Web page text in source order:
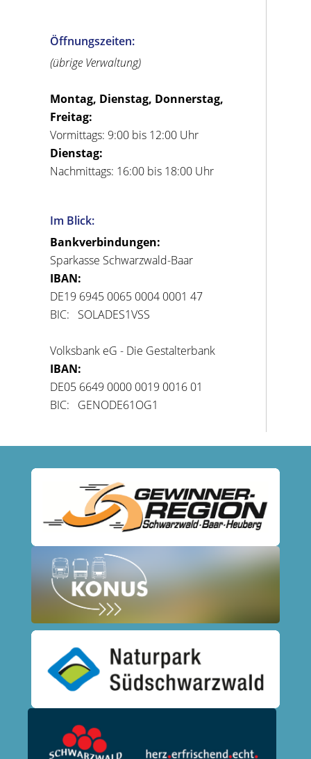
Öffnungszeiten:
(übrige Verwaltung)
Montag, Dienstag, Donnerstag,
Freitag:
Vormittags: 9:00 bis 12:00 Uhr
Dienstag:
Nachmittags: 16:00 bis 18:00 Uhr
Im Blick:
Bankverbindungen:
Sparkasse Schwarzwald-Baar
IBAN:
DE19 6945 0065 0004 0001 47
BIC: SOLADES1VSS
Volksbank eG - Die Gestalterbank
IBAN:
DE05 6649 0000 0019 0016 01
BIC: GENODE61OG1